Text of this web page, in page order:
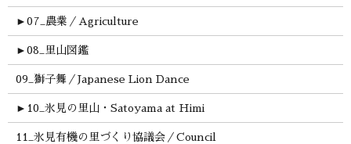
► 07_農業／Agriculture
► 08_里山図鑑
09_獅子舞／Japanese Lion Dance
► 10_氷見の里山・Satoyama at Himi
11_氷見有機の里づくり協議会／Council